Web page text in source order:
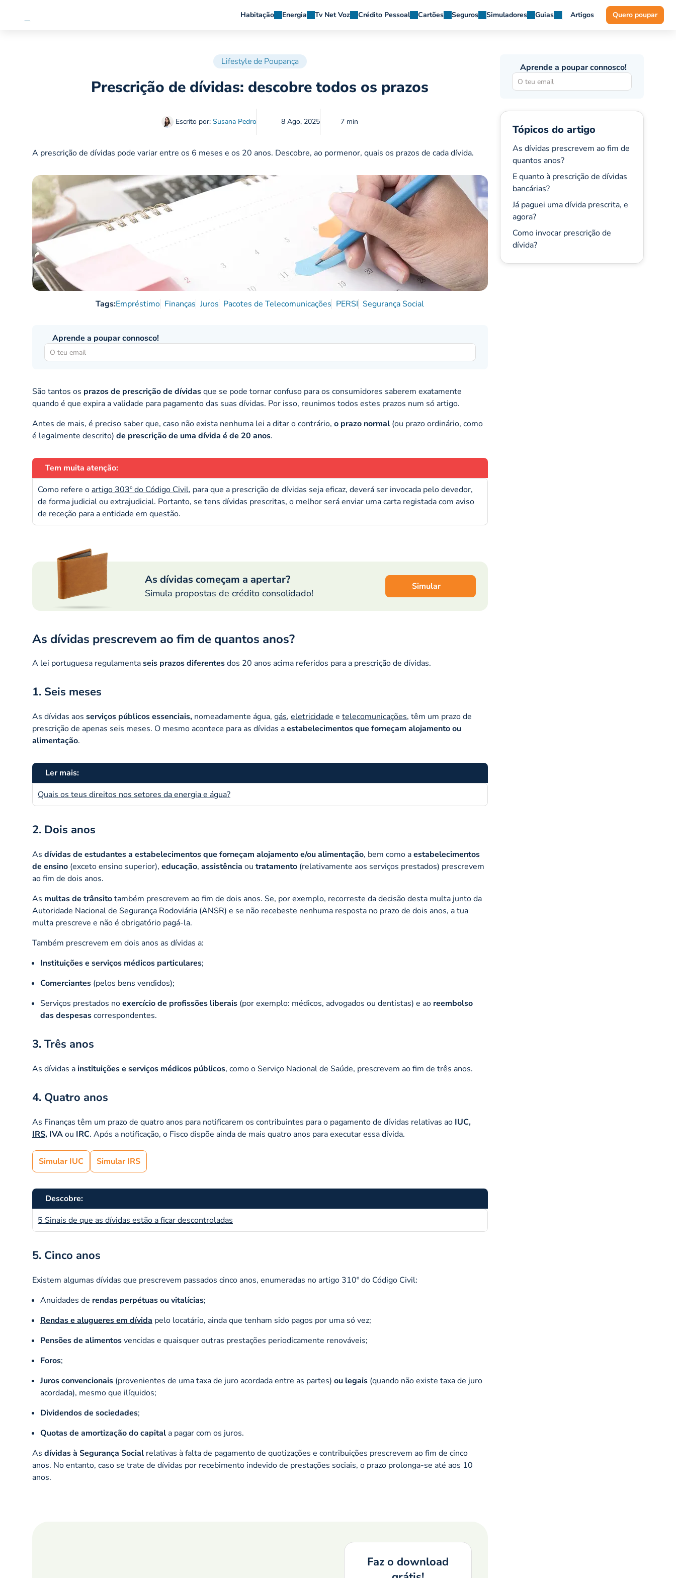
Habitação Energia Tv Net Voz Crédito Pessoal Cartões Seguros Simuladores Guias Artigos Quero poupar
Lifestyle de Poupança
Prescrição de dívidas: descobre todos os prazos
Escrito por: Susana Pedro 8 Ago, 2025 7 min
A prescrição de dívidas pode variar entre os 6 meses e os 20 anos. Descobre, ao pormenor, quais os prazos de cada dívida.
Tags:Empréstimo Finanças Juros Pacotes de Telecomunicações PERSI Segurança Social
Aprende a poupar connosco!
São tantos os prazos de prescrição de dívidasque se pode tornar confuso para os consumidores saberem exatamente
quando é que expira a validade para pagamento das suas dívidas. Por isso, reunimos todos estes prazos num só artigo.
Antes de mais, é preciso saber que, caso não exista nenhuma lei a ditar o contrário, o prazo normal (ou prazo ordinário, como
é legalmente descrito) de prescrição de uma dívida é de 20 anos.
Tem muita atenção:
Como refere o artigo 303º do Código Civil, para que a prescrição de dívidas seja eficaz, deverá ser invocada pelo devedor,
de forma judicial ou extrajudicial. Portanto, se tens dívidas prescritas, o melhor será enviar uma carta registada com aviso
de receção para a entidade em questão.
As dívidas começam a apertar?
Simula propostas de crédito consolidado!
Simular
As dívidas prescrevem ao fim de quantos anos?
A lei portuguesa regulamentaseis prazos diferentesdos 20 anos acima referidos para a prescrição de dívidas.
1. Seis meses
As dívidas aos serviços públicos essenciais, nomeadamente água, gás, eletricidade e telecomunicações, têm um prazo de
prescrição de apenas seis meses. O mesmo acontece para as dívidas aestabelecimentos que forneçam alojamento ou
alimentação.
Ler mais:
Quais os teus direitos nos setores da energia e água?
2. Dois anos
As dívidas de estudantes a estabelecimentos que forneçam alojamento e/ou alimentação, bem como aestabelecimentos
de ensino (exceto ensino superior), educação, assistência ou tratamento (relativamente aos serviços prestados) prescrevem
ao fim de dois anos.
As multas de trânsitotambém prescrevem ao fim de dois anos. Se, por exemplo, recorreste da decisão desta multa junto da
Autoridade Nacional de Segurança Rodoviária (ANSR) e se não recebeste nenhuma resposta no prazo de dois anos, a tua
multa prescreve e não é obrigatório pagá-la.
Também prescrevem em dois anos as dívidas a:
Instituições e serviços médicos particulares;
Comerciantes (pelos bens vendidos);
Serviços prestados noexercício de profissões liberais (por exemplo: médicos, advogados ou dentistas) e ao reembolso
das despesascorrespondentes.
3. Três anos
As dívidas a instituições e serviços médicos públicos, como o Serviço Nacional de Saúde, prescrevem ao fim de três anos.
4. Quatro anos
As Finanças têm um prazo de quatro anos para notificarem os contribuintes para o pagamento de dívidas relativas ao IUC,
IRS, IVAou IRC. Após a notificação, o Fisco dispõe ainda de mais quatro anos para executar essa dívida.
Simular IUC Simular IRS
Descobre:
5 Sinais de que as dívidas estão a ficar descontroladas
5. Cinco anos
Existem algumas dívidas que prescrevem passados cinco anos, enumeradas no artigo 310º do Código Civil:
Anuidades de rendas perpétuas ou vitalícias;
Rendas e alugueres em dívida pelo locatário, ainda que tenham sido pagos por uma só vez;
Pensões de alimentosvencidas e quaisquer outras prestações periodicamente renováveis;
Foros;
Juros convencionais (provenientes de uma taxa de juro acordada entre as partes) ou legais (quando não existe taxa de juro
acordada), mesmo que ilíquidos;
Dividendos de sociedades;
Quotas de amortização do capital a pagar com os juros.
As dívidas à Segurança Social relativas à falta de pagamento de quotizações e contribuições prescrevem ao fim de cinco
anos. No entanto, caso se trate de dívidas por recebimento indevido de prestações sociais, o prazo prolonga-se até aos 10
anos.
Faz o download
Aprende a poupar connosco!
Tópicos do artigo
As dívidas prescrevem ao fim de
quantos anos?
E quanto à prescrição de dívidas
bancárias?
Já paguei uma dívida prescrita, e
agora?
Como invocar prescrição de
dívida?